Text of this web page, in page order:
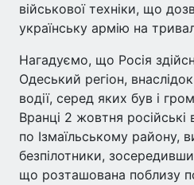
військової техніки, що
українську армію на
Нагадуємо, що Росія
Одеський регіон,
водії, серед яких був і
Вранці 2 жовтня російські
по Ізмаїльському району,
безпілотники,
що розташована поблизу